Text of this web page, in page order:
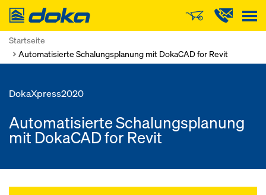
Doka
Startseite
Automatisierte Schalungsplanung mit DokaCAD for Revit
DokaXpress2020
Automatisierte Schalungsplanung
mit DokaCAD for Revit